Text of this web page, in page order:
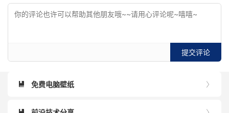
提交评论

 免费电脑壁纸